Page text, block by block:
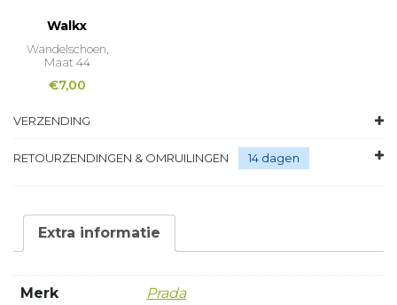
Walkx
Wandelschoen,
Maat 44
€7,00
VERZENDING
RETOURZENDINGEN & OMRUILINGEN 14 dagen
Extra informatie
Merk Prada